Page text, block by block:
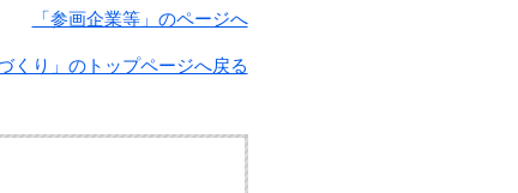
「参画企業等」のページへ
くり」のトップページへ戻る